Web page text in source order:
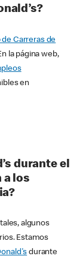
de Carreras de
la página web,
en
durante el
a los
algunos
Estamos
durante